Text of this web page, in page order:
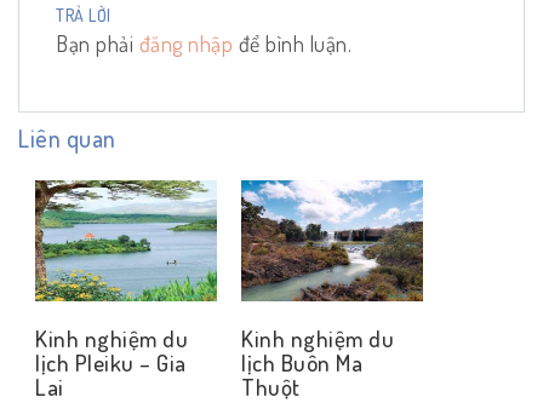
TRẢ LỜI
Bạn phải đăng nhập để bình luận.
Liên quan
Kinh nghiệm du
lịch Pleiku – Gia
Lai
Kinh nghiệm du
lịch Buôn Ma
Thuột